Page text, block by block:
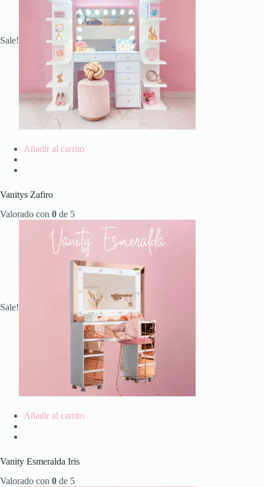
Sale!
Añadir al carrito
Vanitys Zafiro
Valorado con 0 de 5
Sale!
Añadir al carrito
Vanity Esmeralda Iris
Valorado con 0 de 5